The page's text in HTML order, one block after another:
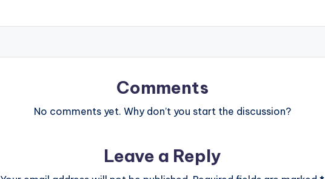
Comments
No comments yet. Why don’t you start the discussion?
Leave a Reply